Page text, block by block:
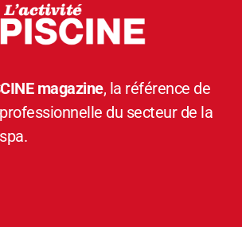
magazine, la référence de
du secteur de la